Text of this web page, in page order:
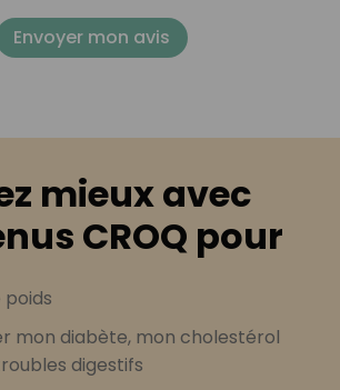
Envoyer mon avis
mieux avec
CROQ pour
mon diabète, mon cholestérol
digestifs